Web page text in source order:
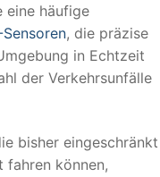
eine häufige
Sensoren, die präzise
in Echtzeit
der Verkehrsunfälle
bisher eingeschränkt
fahren können,